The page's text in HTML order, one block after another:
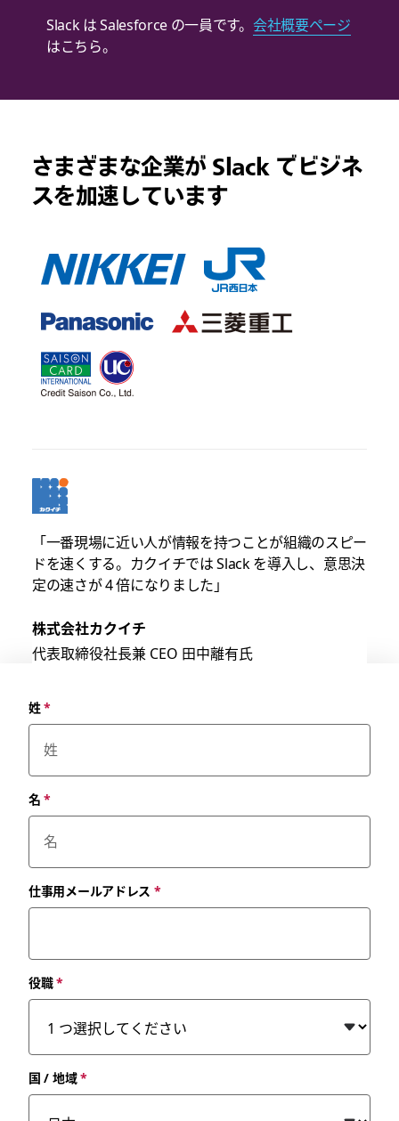
Slack は Salesforce の一員です。 会社概要ページ
はこちら。
さまざまな企業が Slack でビジネ
スを加速しています
「一番現場に近い人が情報を持つことが組織のスピー
ドを速くする。カクイチでは Slack を導入し、意思決
定の速さが 4 倍になりました」
株式会社カクイチ
代表取締役社長兼 CEO 田中離有氏
姓*
名 *
仕事用メールアドレス *
役職*
国 / 地域*